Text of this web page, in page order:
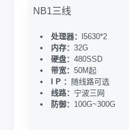
NB1三线
处理器：
l5630*2
内存： 32G
硬盘： 480SSD
带宽： 50M起
I P ：
随线路可选
线路： 宁波三网
防御： 100G~300G